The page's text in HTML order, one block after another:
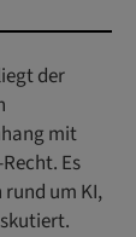
der
mit
Es
um KI,